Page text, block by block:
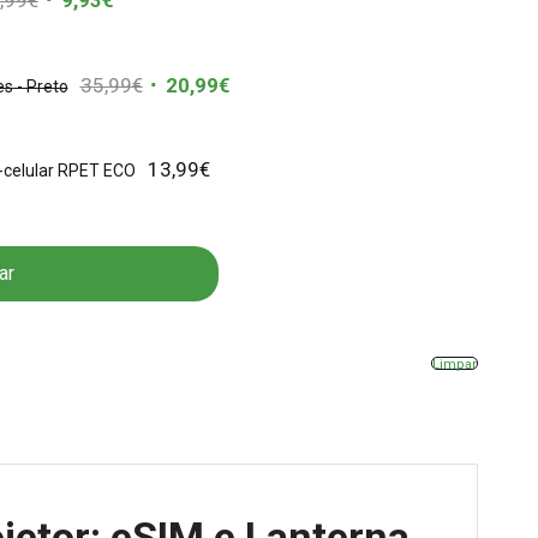
Limpar
- Preto 35,99€ 20,99€
RPET ECO 13,99€